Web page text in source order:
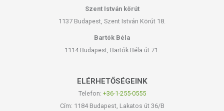
Szent István körút
1137 Budapest, Szent István Körút 18.
Bartók Béla
1114 Budapest, Bartók Béla út 71.
ELÉRHETŐSÉGEINK
Telefon: +36-1-255-0555
Cím: 1184 Budapest, Lakatos út 36/B